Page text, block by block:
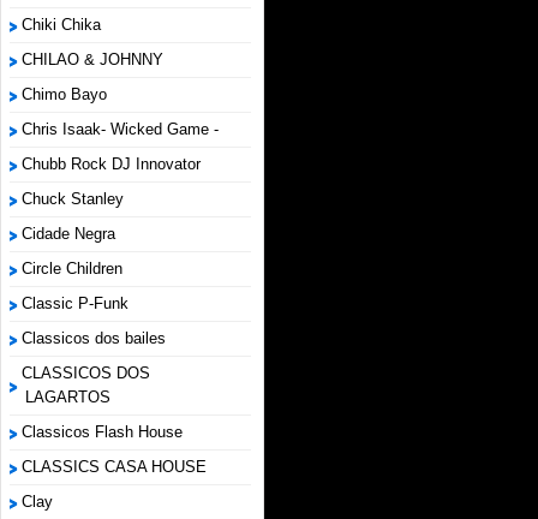
Chiki Chika
CHILAO & JOHNNY
Chimo Bayo
Chris Isaak- Wicked Game -
Chubb Rock DJ Innovator
Chuck Stanley
Cidade Negra
Circle Children
Classic P-Funk
Classicos dos bailes
CLASSICOS DOS
LAGARTOS
Classicos Flash House
CLASSICS CASA HOUSE
Clay